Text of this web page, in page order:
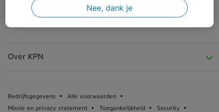
Over KPN
Bedrijfsgegevens
Alle voorwaarden
Missie en privacy statement
Toegankelijkheid Security
Nee, dank je